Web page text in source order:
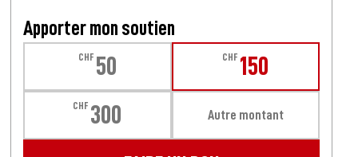
Apporter mon soutien
CHF 50 CHF 150
CHF 300 Autre montant